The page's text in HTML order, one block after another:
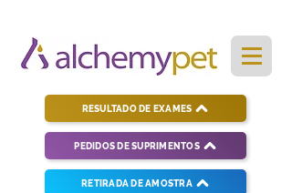
PEDIDOS DE SUPRIMENTOS
RESULTADO DE EXAMES
RETIRADA DE AMOSTRA